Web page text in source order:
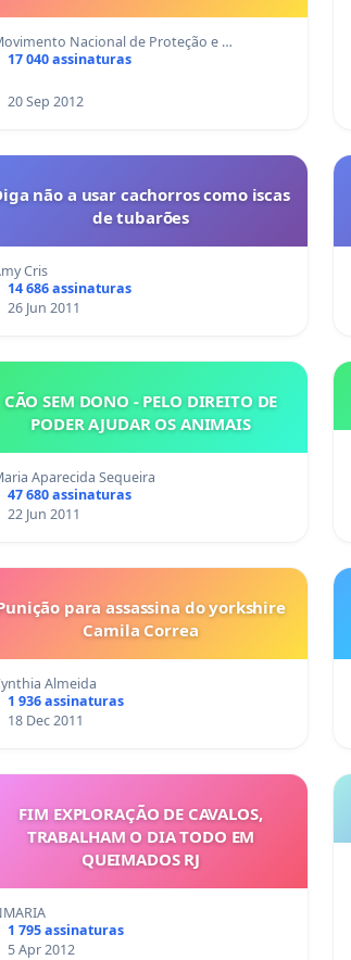
Nacional de Proteção e …
17 040 assinaturas
20 Sep 2012
não a usar cachorros como iscas
de tubarões
Cris
14 686 assinaturas
26 Jun 2011
CÃO SEM DONO - PELO DIREITO DE
PODER AJUDAR OS ANIMAIS
Aparecida Sequeira
47 680 assinaturas
22 Jun 2011
para assassina do yorkshire
Camila Correa
Almeida
1 936 assinaturas
18 Dec 2011
FIM EXPLORAÇÃO DE CAVALOS,
TRABALHAM O DIA TODO EM
QUEIMADOS RJ
1 795 assinaturas
5 Apr 2012